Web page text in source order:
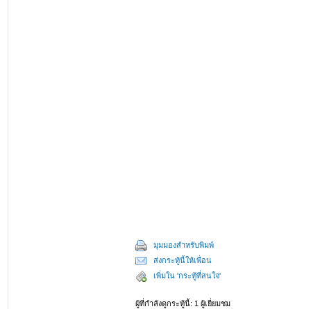
มุมมองสำหรับพิมพ์
ส่งกระทู้นี้ให้เพื่อน
เพิ่มใน 'กระทู้ที่สนใจ'
ผู้ที่กำลังดูกระทู้นี้: 1 ผู้เยี่ยมชม